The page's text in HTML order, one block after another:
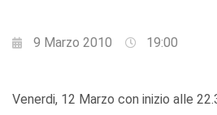
9 Marzo 2010 19:00
Venerdi, 12 Marzo con inizio alle